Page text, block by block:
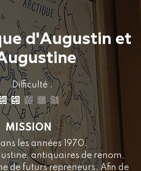
d'Augustin et
Difficulté :
MISSION
les années 1970.
antiquaires de renom,
de futurs repreneurs. Afin de